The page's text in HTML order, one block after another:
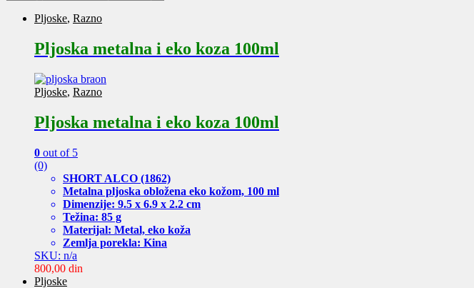
Pljoske, Razno
Pljoska metalna i eko koza 100ml
Pljoske, Razno
Pljoska metalna i eko koza 100ml
0 out of 5
(0)
SHORT ALCO (1862)
Metalna pljoska obložena eko kožom, 100 ml
Dimenzije: 9.5 x 6.9 x 2.2 cm
Težina: 85 g
Materijal: Metal, eko koža
Zemlja porekla: Kina
SKU: n/a
800,00 din
Pljoske